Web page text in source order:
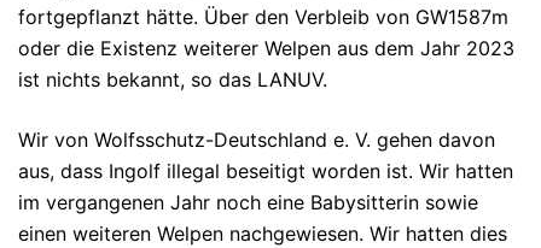
fortgepflanzt hätte. Über den Verbleib von GW1587m
oder die Existenz weiterer Welpen aus dem Jahr 2023
ist nichts bekannt, so das LANUV.
Wir von Wolfsschutz-Deutschland e. V. gehen davon
aus, dass Ingolf illegal beseitigt worden ist. Wir hatten
im vergangenen Jahr noch eine Babysitterin sowie
einen weiteren Welpen nachgewiesen. Wir hatten dies